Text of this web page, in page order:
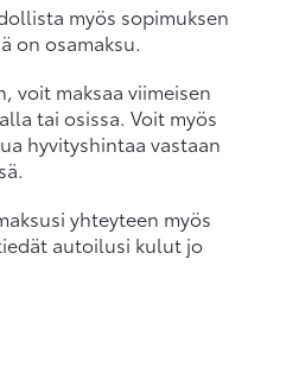
myös sopimuksen
on osamaksu.
voit maksaa viimeisen
tai osissa. Voit myös
hyvityshintaa vastaan
yhteyteen myös
autoilusi kulut jo